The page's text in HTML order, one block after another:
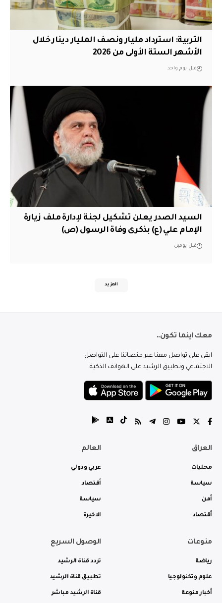
التربية: استرداد مليار ونصف المليار دينار خلال
الأشهر الستة الأولى من 2026
قبل يوم واحد
السيد الصدر يعلن تشكيل لجنة لإدارة ملف زيارة
الإمام علي (ع) بذكرى وفاة الرسول (ص)
قبل يومين
المزيد
معك اينما تكون..
ابقى على تواصل معنا عبر منصاتنا على التواصل
الاجتماعي وتطبيق الرشيد على الهواتف الذكية.
العراق
محليات
سياسة
أمن
أقتصاد
العالم
عربي ودولي
أقتصاد
سياسة
الاخيرة
منوعات
رياضة
علوم وتكنولوجيا
أخبار منوعة
الوصول السريع
تردد قناة الرشيد
تطبيق قناة الرشيد
قناة الرشيد مباشر